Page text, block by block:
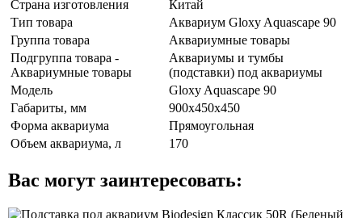
Страна изготовления
Китай
Тип товара
Аквариум Gloxy Aquascape 90
Группа товара
Аквариумные товары
Подгруппа товара -
Аквариумные товары
Аквариумы и тумбы
(подставки) под аквариумы
Модель
Gloxy Aquascape 90
Габариты, мм
900х450х450
Форма аквариума
Прямоугольная
Объем аквариума, л
170
Вас могут заинтересовать: